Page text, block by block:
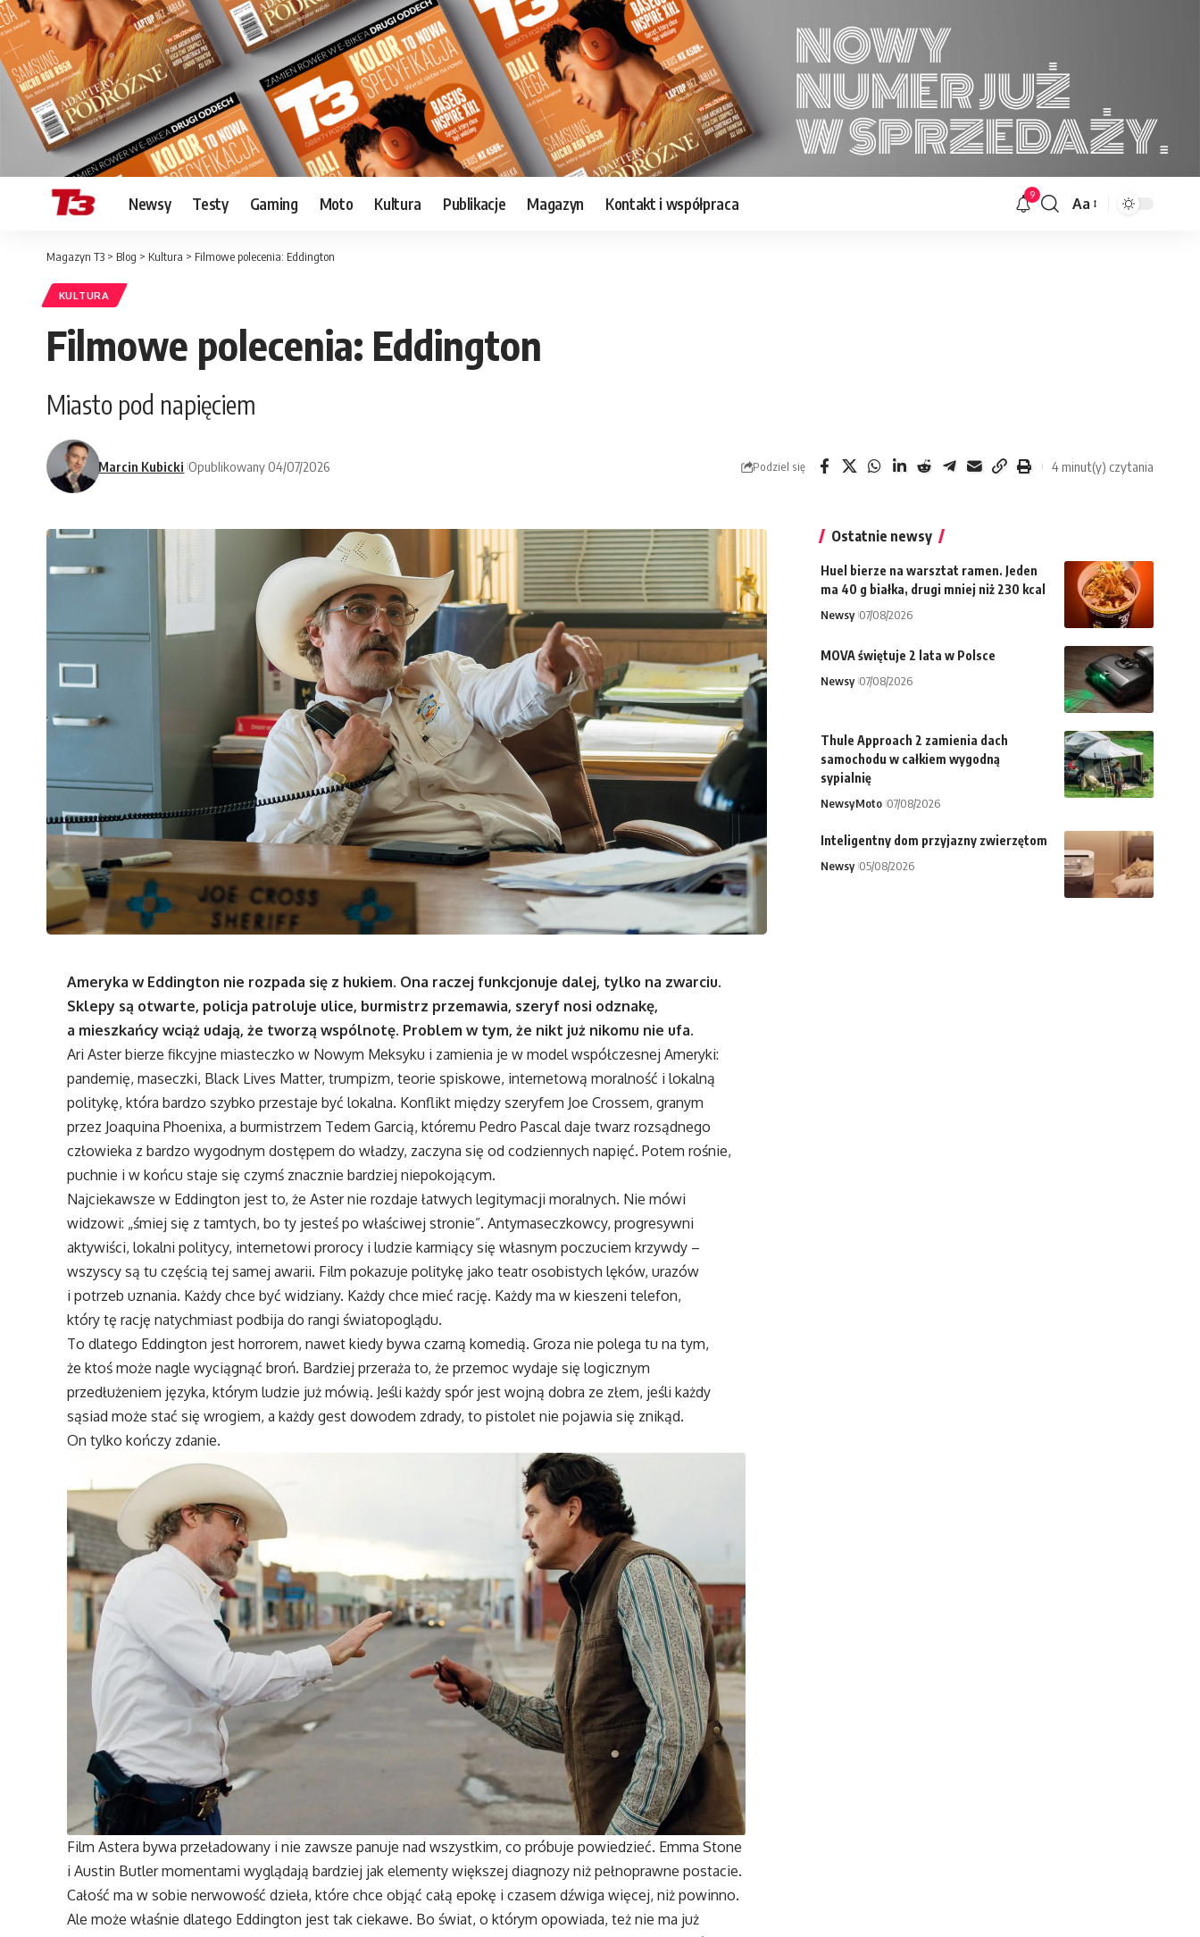
Newsy Testy Gaming Moto Kultura Publikacje Magazyn Kontakt i współpraca 9
Font
Aa
Magazyn T3 > Blog > Kultura > Filmowe polecenia: Eddington
KULTURA
Filmowe polecenia: Eddington
Miasto pod napięciem
Marcin Kubicki Opublikowany 04/07/2026 Podziel się 4 minut(y) czytania
Ameryka w Eddington nie rozpada się z hukiem. Ona raczej funkcjonuje dalej, tylko na zwarciu.
Sklepy są otwarte, policja patroluje ulice, burmistrz przemawia, szeryf nosi odznakę,
a mieszkańcy wciąż udają, że tworzą wspólnotę. Problem w tym, że nikt już nikomu nie ufa.
Ari Aster bierze fikcyjne miasteczko w Nowym Meksyku i zamienia je w model współczesnej Ameryki:
pandemię, maseczki, Black Lives Matter, trumpizm, teorie spiskowe, internetową moralność i lokalną
politykę, która bardzo szybko przestaje być lokalna. Konflikt między szeryfem Joe Crossem, granym
przez Joaquina Phoenixa, a burmistrzem Tedem Garcią, któremu Pedro Pascal daje twarz rozsądnego
człowieka z bardzo wygodnym dostępem do władzy, zaczyna się od codziennych napięć. Potem rośnie,
puchnie i w końcu staje się czymś znacznie bardziej niepokojącym.
Najciekawsze w Eddington jest to, że Aster nie rozdaje łatwych legitymacji moralnych. Nie mówi
widzowi: „śmiej się z tamtych, bo ty jesteś po właściwej stronie”. Antymaseczkowcy, progresywni
aktywiści, lokalni politycy, internetowi prorocy i ludzie karmiący się własnym poczuciem krzywdy –
wszyscy są tu częścią tej samej awarii. Film pokazuje politykę jako teatr osobistych lęków, urazów
i potrzeb uznania. Każdy chce być widziany. Każdy chce mieć rację. Każdy ma w kieszeni telefon,
który tę rację natychmiast podbija do rangi światopoglądu.
To dlatego Eddington jest horrorem, nawet kiedy bywa czarną komedią. Groza nie polega tu na tym,
że ktoś może nagle wyciągnąć broń. Bardziej przeraża to, że przemoc wydaje się logicznym
przedłużeniem języka, którym ludzie już mówią. Jeśli każdy spór jest wojną dobra ze złem, jeśli każdy
sąsiad może stać się wrogiem, a każdy gest dowodem zdrady, to pistolet nie pojawia się znikąd.
On tylko kończy zdanie.
Film Astera bywa przeładowany i nie zawsze panuje nad wszystkim, co próbuje powiedzieć. Emma Stone
i Austin Butler momentami wyglądają bardziej jak elementy większej diagnozy niż pełnoprawne postacie.
Całość ma w sobie nerwowość dzieła, które chce objąć całą epokę i czasem dźwiga więcej, niż powinno.
Ale może właśnie dlatego Eddington jest tak ciekawe. Bo świat, o którym opowiada, też nie ma już
Ostatnie newsy
Huel bierze na warsztat ramen. Jeden
ma 40 g białka, drugi mniej niż 230 kcal
Newsy 07/08/2026
MOVA świętuje 2 lata w Polsce
Newsy 07/08/2026
Thule Approach 2 zamienia dach
samochodu w całkiem wygodną
sypialnię
NewsyMoto 07/08/2026
Inteligentny dom przyjazny zwierzętom
Newsy 05/08/2026